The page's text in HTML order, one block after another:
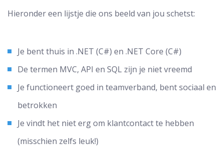
Hieronder een lijstje die ons beeld van jou schetst:
Je bent thuis in .NET (C#) en .NET Core (C#)
De termen MVC, API en SQL zijn je niet vreemd
Je functioneert goed in teamverband, bent sociaal en
betrokken
Je vindt het niet erg om klantcontact te hebben
(misschien zelfs leuk!)